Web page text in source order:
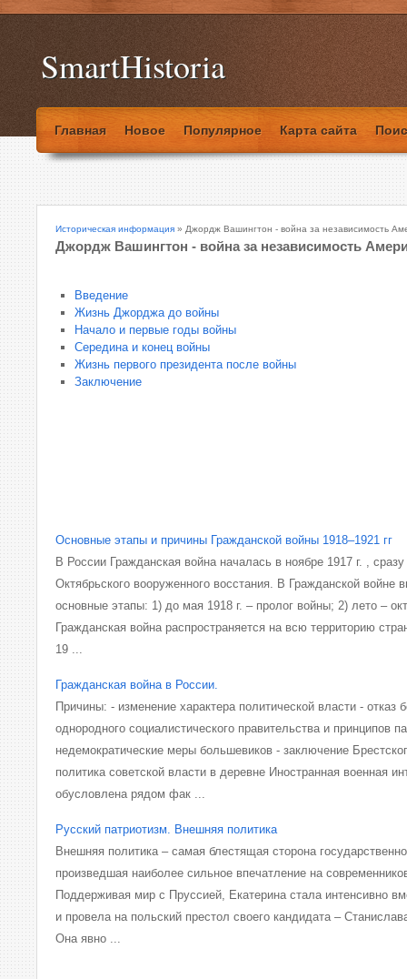
SmartHistoria
Главная Новое Популярное Карта сайта
Историческая информация » Джордж Вашингтон - война за независимость
Джордж Вашингтон - война за независимость
Введение
Жизнь Джорджа до войны
Начало и первые годы войны
Середина и конец войны
Жизнь первого президента после войны
Заключение
Основные этапы и причины Гражданской войны 1918–1921 гг
В России Гражданская война началась в ноябре 1917 г. ,
Октябрьского вооруженного восстания. В Гражданской
основные этапы: 1) до мая 1918 г. – пролог войны; 2) лето –
Гражданская война распространяется на всю территорию
19 ...
Гражданская война в России.
Причины: - изменение характера политической власти - отказ
однородного социалистического правительства и принципов
недемократические меры большевиков - заключение
политика советской власти в деревне Иностранная военная
обусловлена рядом фак ...
Русский патриотизм. Внешняя политика
Внешняя политика – самая блестящая сторона
произведшая наиболее сильное впечатление на
Поддерживая мир с Пруссией, Екатерина стала интенсивно
и провела на польский престол своего кандидата –
Она явно ...